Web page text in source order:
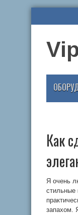
Как
Я очень
стильные
запахом.